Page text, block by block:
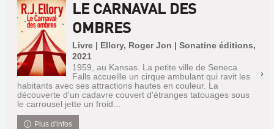
LE CARNAVAL DES
OMBRES
Livre | Ellory, Roger Jon | Sonatine éditions,
2021
1959, au Kansas. La petite ville de Seneca
Falls accueille un cirque ambulant qui ravit les
habitants avec ses attractions hautes en couleur. La
découverte d'un cadavre couvert d'étranges tatouages sous
le carrousel jette un froid...
Plus d'infos